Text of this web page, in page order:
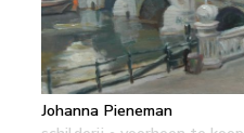
Johanna Pieneman